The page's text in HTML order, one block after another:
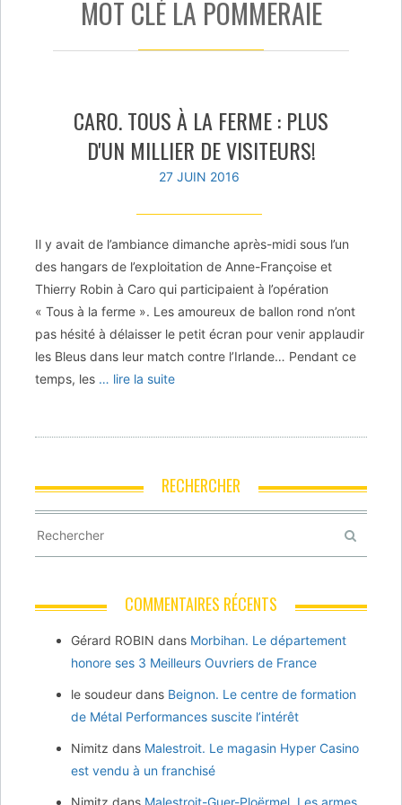
MOT CLÉ LA POMMERAIE
CARO. TOUS À LA FERME : PLUS
D'UN MILLIER DE VISITEURS!
27 JUIN 2016
Il y avait de l’ambiance dimanche après-midi sous l’un
des hangars de l’exploitation de Anne-Françoise et
Thierry Robin à Caro qui participaient à l’opération
« Tous à la ferme ». Les amoureux de ballon rond n’ont
pas hésité à délaisser le petit écran pour venir applaudir
les Bleus dans leur match contre l’Irlande… Pendant ce
temps, les … lire la suite
RECHERCHER
COMMENTAIRES RÉCENTS
Gérard ROBIN dans Morbihan. Le département
honore ses 3 Meilleurs Ouvriers de France
le soudeur dans Beignon. Le centre de formation
de Métal Performances suscite l’intérêt
Nimitz dans Malestroit. Le magasin Hyper Casino
est vendu à un franchisé